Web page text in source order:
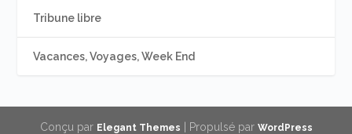
Tribune libre
Vacances, Voyages, Week End
Conçu par Elegant Themes | Propulsé par WordPress